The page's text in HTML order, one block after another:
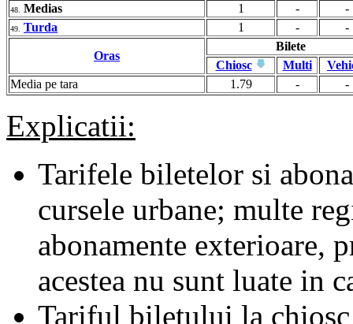
48. Medias 1 - -
49. Turda 1 - -
Oras
Bilete
Chiosc
Multi
Media pe tara
1.79 - -
Explicatii:
Tarifele biletelor si
cursele urbane; multe
abonamente exterioare,
acestea nu sunt luate in
Tariful biletului la